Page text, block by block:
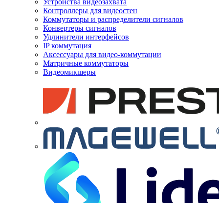
Устройства видеозахвата
Контроллеры для видеостен
Коммутаторы и распределители сигналов
Конвертеры сигналов
Удлинители интерфейсов
IP коммутация
Аксессуары для видео-коммутации
Матричные коммутаторы
Видеомикшеры